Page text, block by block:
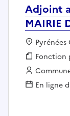
Adjoint
MAIRIE
Fonction
Fonction
En ligne